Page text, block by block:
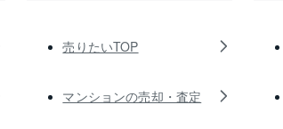
売りたいTOP
マンションの売却・査定